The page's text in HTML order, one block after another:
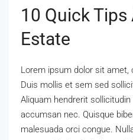
10 Quick Tips
Estate
Lorem ipsum dolor sit
Duis mollis et sem sed
Aliquam hendrerit
accumsan nec. Quisque
malesuada orci congue.